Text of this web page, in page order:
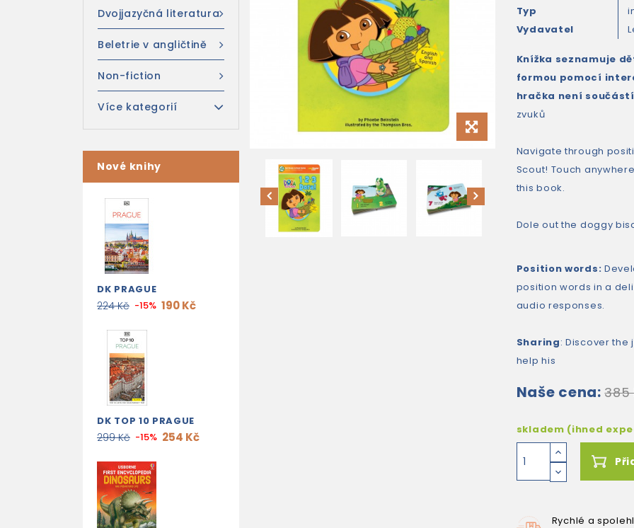
Dvojjazyčná literatura
Beletrie v angličtině
Non-fiction
Více kategorií
Nové knihy
DK PRAGUE
224 Kč -15% 190 Kč
DK TOP 10 PRAGUE
299 Kč -15% 254 Kč
Typ
Vydavatel
Knížka seznamuje
formou pomocí
hračka není
zvuků
Navigate through
Scout! Touch
this book.
Dole out the doggy
Position words:
position words in a
audio responses.
Sharing: Discover the
help his
Naše cena: 385
skladem (ihned
Rychlé a